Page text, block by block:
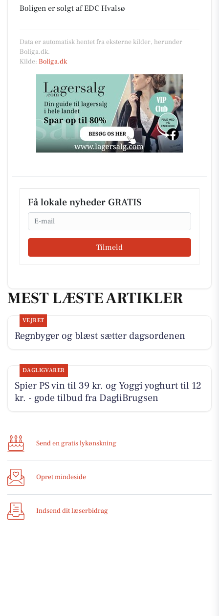
Boligen er solgt af EDC Hvalsø
Data er automatisk hentet fra eksterne kilder, herunder
Boliga.dk.
Kilde: Boliga.dk
Få lokale nyheder GRATIS
Email
Tilmeld
MEST LÆSTE ARTIKLER
VEJRET
Regnbyger og blæst sætter dagsordenen
DAGLIGVARER
Spier PS vin til 39 kr. og Yoggi yoghurt til 12
kr. - gode tilbud fra DagliBrugsen
Send en gratis lykønskning
Opret mindeside
Indsend dit læserbidrag